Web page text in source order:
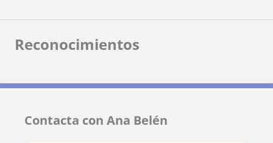
Reconocimientos
Contacta con Ana Belén